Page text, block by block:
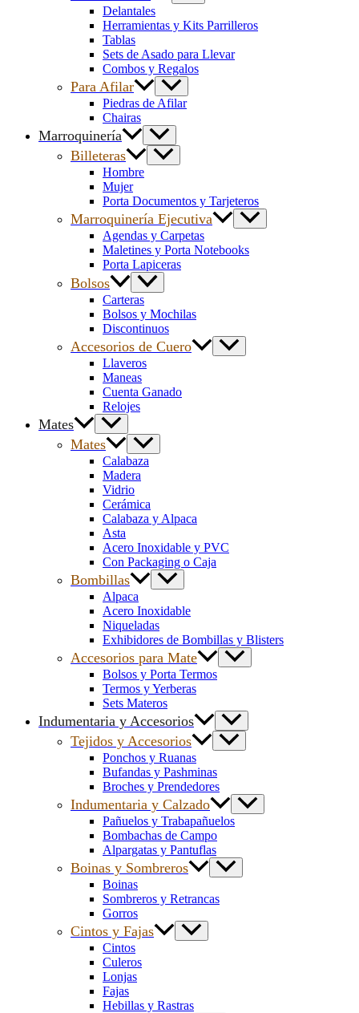
Delantales
Herramientas y Kits Parrilleros
Tablas
Sets de Asado para Llevar
Combos y Regalos
Para Afilar
Piedras de Afilar
Chairas
Marroquinería
Billeteras
Hombre
Mujer
Porta Documentos y Tarjeteros
Marroquinería Ejecutiva
Agendas y Carpetas
Maletines y Porta Notebooks
Porta Lapiceras
Bolsos
Carteras
Bolsos y Mochilas
Discontinuos
Accesorios de Cuero
Llaveros
Maneas
Cuenta Ganado
Relojes
Mates
Mates
Calabaza
Madera
Vidrio
Cerámica
Calabaza y Alpaca
Asta
Acero Inoxidable y PVC
Con Packaging o Caja
Bombillas
Alpaca
Acero Inoxidable
Niqueladas
Exhibidores de Bombillas y Blisters
Accesorios para Mate
Bolsos y Porta Termos
Termos y Yerberas
Sets Materos
Indumentaria y Accesorios
Tejidos y Accesorios
Ponchos y Ruanas
Bufandas y Pashminas
Broches y Prendedores
Indumentaria y Calzado
Pañuelos y Trabapañuelos
Bombachas de Campo
Alpargatas y Pantuflas
Boinas y Sombreros
Boinas
Sombreros y Retrancas
Gorros
Cintos y Fajas
Cintos
Culeros
Lonjas
Fajas
Hebillas y Rastras